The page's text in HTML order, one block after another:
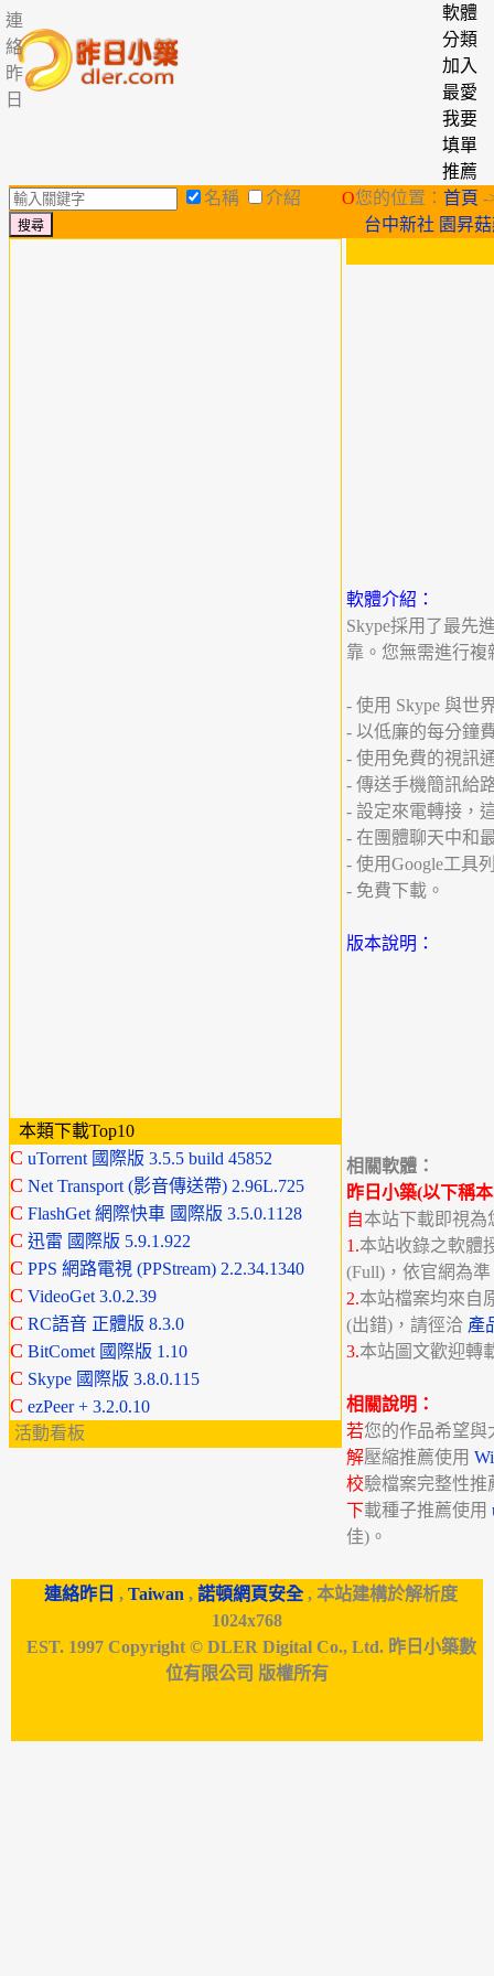
連
絡
昨
日
軟體
分類
加入
最愛
我要
填單
推薦
名稱
介紹 O您的位置： 首頁 -
台中新社 園昇
本類下載Top10
C uTorrent 國際版 3.5.5 build 45852
C Net Transport (影音傳送帶) 2.96L.725
C FlashGet 網際快車 國際版 3.5.0.1128
C 迅雷 國際版 5.9.1.922
C PPS 網路電視 (PPStream) 2.2.34.1340
C VideoGet 3.0.2.39
C RC語音 正體版 8.3.0
C BitComet 國際版 1.10
C Skype 國際版 3.8.0.115
C ezPeer + 3.2.0.10
活動看板
軟體介紹：
Skype採用了最先
靠。您無需進行
- 使用 Skype 與世
- 以低廉的每分鐘
- 使用免費的視訊
- 傳送手機簡訊給
- 設定來電轉接，
- 在團體聊天中和
- 使用Google工具
- 免費下載。
版本說明：
相關軟體：
昨日小築(以下稱
自本站下載即視為
1.本站收錄之軟體
(Full)，依官網為
2.本站檔案均來自
(出錯)，請徑洽 產
3.本站圖文歡迎轉
相關說明：
若您的作品希望
解壓縮推薦使用
校驗檔案完整性
下載種子推薦使用
佳)。
連絡昨日 , Taiwan , 諾頓網頁安全, 本站建構於解析度
1024x768
EST. 1997 Copyright © DLER Digital Co., Ltd. 昨日小築數
位有限公司 版權所有